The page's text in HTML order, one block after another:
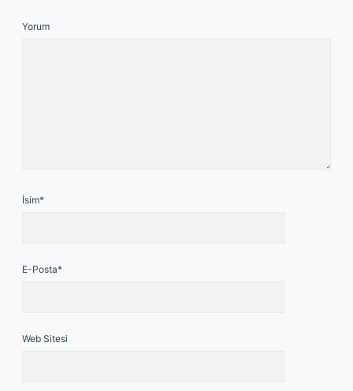
Yorum
İsim*
E-Posta*
Web Sitesi